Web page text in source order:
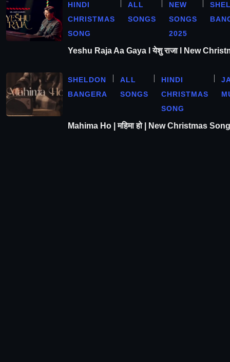
HINDI
CHRISTMAS
SONG
ALL
SONGS
NEW
SONGS
2025
Yeshu Raja Aa Gaya l येशु राजा l New
SHELDON
BANGERA
ALL
SONGS
HINDI
CHRISTMAS
SONG
Mahima Ho | महिमा हो | New Christmas Song